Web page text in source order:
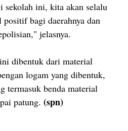
sekolah ini, kita akan selalu
bagi daerahnya dan
jelasnya.
dibentuk dari material
logam yang dibentuk,
termasuk benda material
patung. (spn)